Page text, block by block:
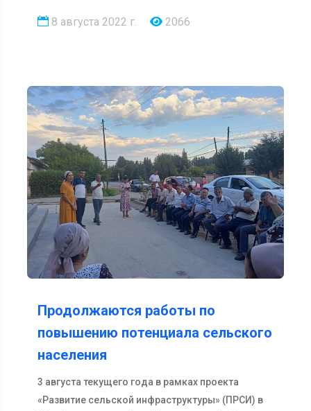
8 августа 2022 г. 2066
Продолжаются работы по
повышению потенциала сельского
населения
3 августа текущего года в рамках проекта
«Развитие сельской инфраструктуры» (ПРСИ) в